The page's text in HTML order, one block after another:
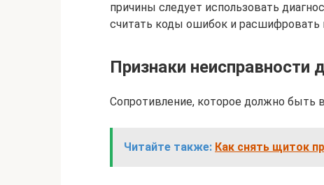
причины следует использовать
считать коды ошибок и расшифровать
Признаки неисправности
Сопротивление, которое должно быть
Читайте также: Как снять щиток